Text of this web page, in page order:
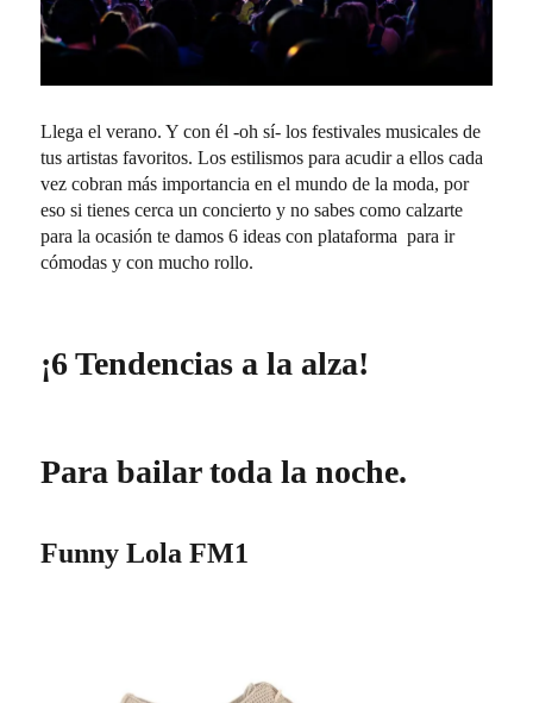
Llega el verano. Y con él -oh sí- los festivales musicales de
tus artistas favoritos. Los estilismos para acudir a ellos cada
vez cobran más importancia en el mundo de la moda, por
eso si tienes cerca un concierto y no sabes como calzarte
para la ocasión te damos 6 ideas con plataforma para ir
cómodas y con mucho rollo.
¡6 Tendencias a la alza!
Para bailar toda la noche.
Funny Lola FM1